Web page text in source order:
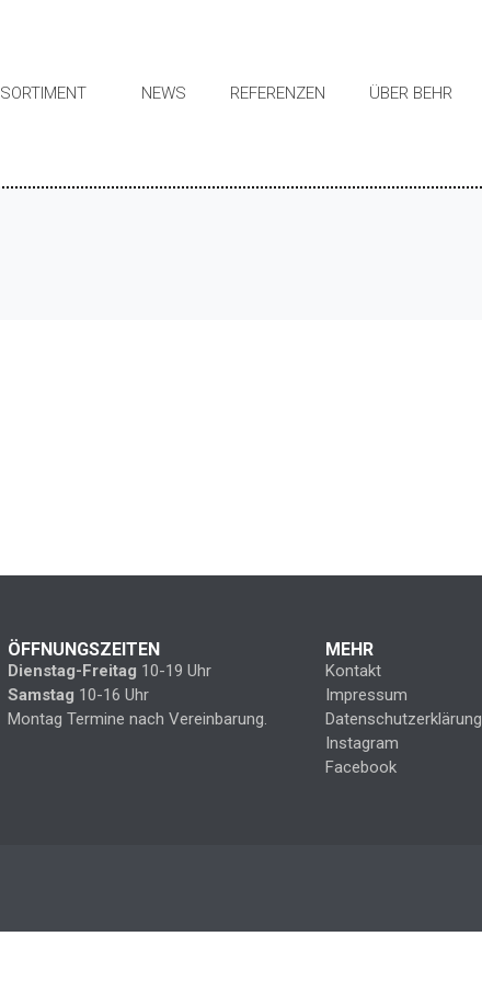
SORTIMENT NEWS REFERENZEN ÜBER BEHR
ÖFFNUNGSZEITEN
Dienstag-Freitag 10-19 Uhr
Samstag 10-16 Uhr
Montag Termine nach Vereinbarung.
MEHR
Kontakt
Impressum
Datenschutzerklärung
Instagram
Facebook